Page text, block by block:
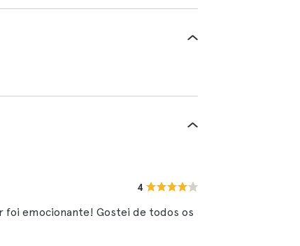
4
foi emocionante! Gostei de todos os